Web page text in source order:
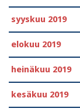
syyskuu 2019
elokuu 2019
heinäkuu 2019
kesäkuu 2019